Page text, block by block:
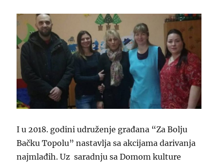
I u 2018. godini udruženje građana “Za Bolju
Bačku Topolu” nastavlja sa akcijama darivanja
najmlađih. Uz saradnju sa Domom kulture